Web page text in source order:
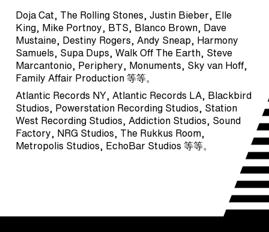
Doja Cat, The Rolling Stones, Justin Bieber, Elle
King, Mike Portnoy, BTS, Blanco Brown, Dave
Mustaine, Destiny Rogers, Andy Sneap, Harmony
Samuels, Supa Dups, Walk Off The Earth, Steve
Marcantonio, Periphery, Monuments, Sky van Hoff,
Family Affair Production 等等。
Atlantic Records NY, Atlantic Records LA, Blackbird
Studios, Powerstation Recording Studios, Station
West Recording Studios, Addiction Studios, Sound
Factory, NRG Studios, The Rukkus Room,
Metropolis Studios, EchoBar Studios 等等。